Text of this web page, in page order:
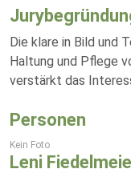
Die klare in Bild und
Haltung und Pflege
verstärkt das
Personen
Kein Foto
Leni